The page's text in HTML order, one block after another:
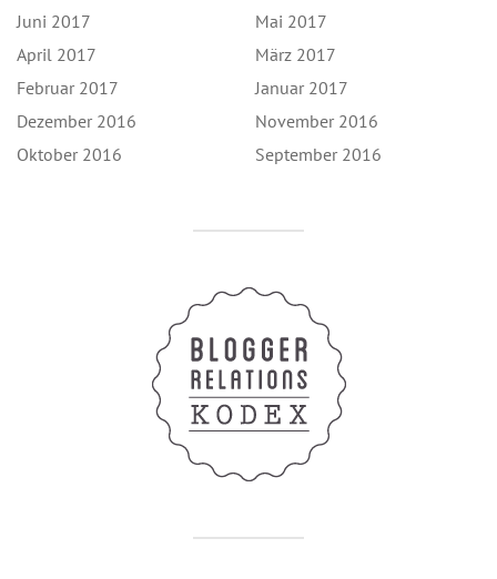
Juni 2017
Mai 2017
April 2017
März 2017
Februar 2017
Januar 2017
Dezember 2016
November 2016
Oktober 2016
September 2016